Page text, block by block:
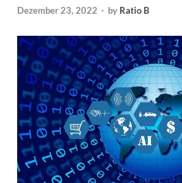
Dezember 23, 2022 - by Ratio B